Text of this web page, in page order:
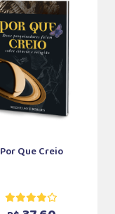
Por Que Creio